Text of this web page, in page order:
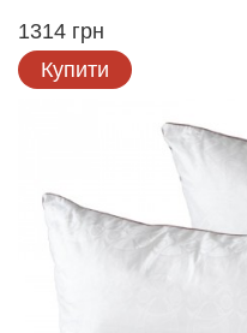
1314 грн
Купити